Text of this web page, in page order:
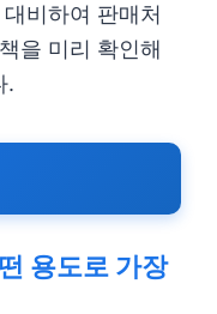
비하여 판매처
을 미리 확인해
.
용도로 가장